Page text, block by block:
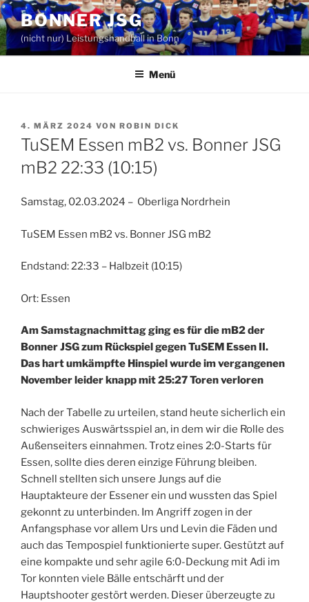
Zum
Inhalt
springen
BONNER JSG
(nicht nur) Leistungshandball in Bonn
Menü
VERÖFFENTLICHT
AM
4. MÄRZ 2024 VON ROBIN DICK
TuSEM Essen mB2 vs. Bonner JSG
mB2 22:33 (10:15)
Samstag, 02.03.2024 – Oberliga Nordrhein
TuSEM Essen mB2 vs. Bonner JSG mB2
Endstand: 22:33 – Halbzeit (10:15)
Ort: Essen
Am Samstagnachmittag ging es für die mB2 der
Bonner JSG zum Rückspiel gegen TuSEM Essen II.
Das hart umkämpfte Hinspiel wurde im vergangenen
November leider knapp mit 25:27 Toren verloren
Nach der Tabelle zu urteilen, stand heute sicherlich ein
schwieriges Auswärtsspiel an, in dem wir die Rolle des
Außenseiters einnahmen. Trotz eines 2:0-Starts für
Essen, sollte dies deren einzige Führung bleiben.
Schnell stellten sich unsere Jungs auf die
Hauptakteure der Essener ein und wussten das Spiel
gekonnt zu unterbinden. Im Angriff zogen in der
Anfangsphase vor allem Urs und Levin die Fäden und
auch das Tempospiel funktionierte super. Gestützt auf
eine kompakte und sehr agile 6:0-Deckung mit Adi im
Tor konnten viele Bälle entschärft und der
Hauptshooter gestört werden. Dieser überzeugte zu